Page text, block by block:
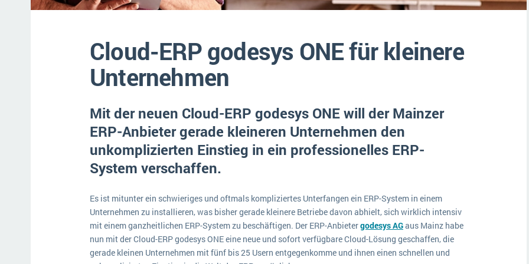
Funktionalitäten
Medien
Produktion
Vermietung
MEHR ÜBER ERP-SOFTWARE
Cloud-ERP godesys ONE für kleinere
Unternehmen
Mit der neuen Cloud-ERP godesys ONE will der Mainzer
ERP-Anbieter gerade kleineren Unternehmen den
unkomplizierten Einstieg in ein professionelles ERP-
System verschaffen.
Es ist mitunter ein schwieriges und oftmals kompliziertes Unterfangen ein ERP-System in einem
Unternehmen zu installieren, was bisher gerade kleinere Betriebe davon abhielt, sich wirklich intensiv
mit einem ganzheitlichen ERP-System zu beschäftigen. Der ERP-Anbietergodesys AGaus Mainz habe
nun mit der Cloud-ERP godesys ONE eine neue und sofort verfügbare Cloud-Lösung geschaffen, die
gerade kleinen Unternehmen mit fünf bis 25 Usern entgegenkomme und ihnen einen schnellen und